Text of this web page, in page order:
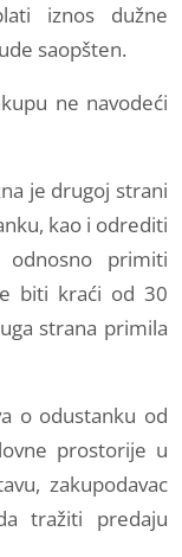
iznos dužne
saopšten.
ne navodeći
je drugoj strani
kao i odrediti
primiti
biti kraći od 30
strana primila
o odustanku od
prostorije u
zakupodavac
tražiti predaju